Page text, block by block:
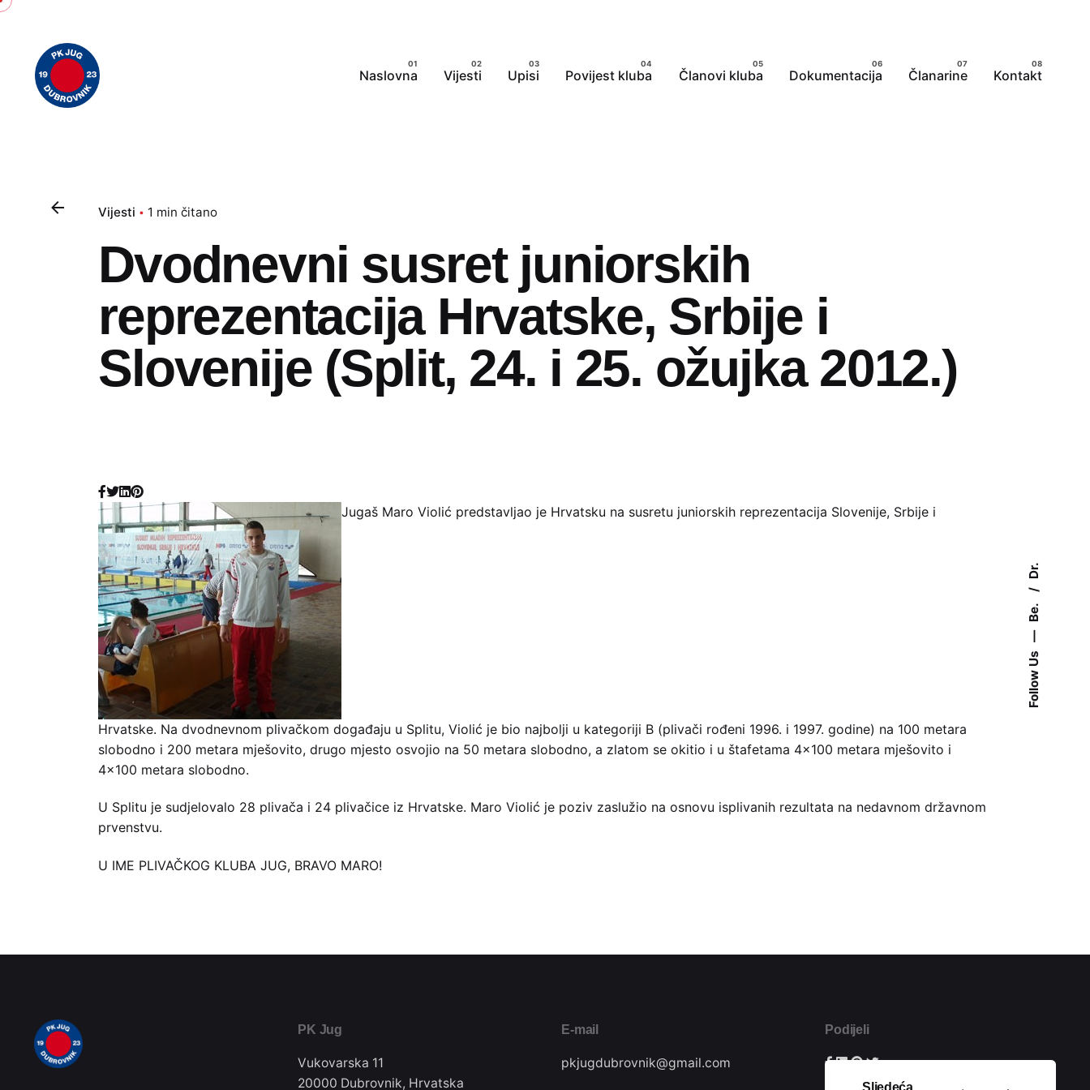
Follow Us
Be.
Dr.
Skip
content
Naslovna
Vijesti Upisi Povijest kluba Članovi kluba Dokumentacija Članarine Kontakt
Vijesti 1 min čitano
Dvodnevni susret juniorskih
reprezentacija Hrvatske, Srbije i
Slovenije (Split, 24. i 25. ožujka 2012.)
Jugaš Maro Violić predstavljao je Hrvatsku na susretu juniorskih reprezentacija Slovenije, Srbije i
Hrvatske. Na dvodnevnom plivačkom događaju u Splitu, Violić je bio najbolji u kategoriji B (plivači rođeni 1996. i 1997. godine) na 100 metara
slobodno i 200 metara mješovito, drugo mjesto osvojio na 50 metara slobodno, a zlatom se okitio i u štafetama 4×100 metara mješovito i
4×100 metara slobodno.
U Splitu je sudjelovalo 28 plivača i 24 plivačice iz Hrvatske. Maro Violić je poziv zaslužio na osnovu isplivanih rezultata na nedavnom državnom
prvenstvu.
U IME PLIVAČKOG KLUBA JUG, BRAVO MARO!
PK Jug
Vukovarska 11
20000 Dubrovnik, Hrvatska
E-mail
pkjugdubrovnik@gmail.com
Podijeli